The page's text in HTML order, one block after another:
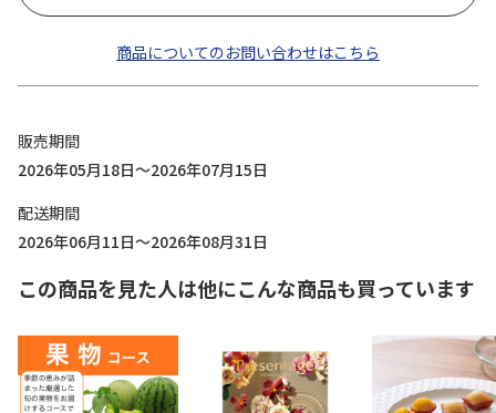
商品についてのお問い合わせはこちら
販売期間
2026年05月18日～2026年07月15日
配送期間
2026年06月11日～2026年08月31日
この商品を見た人は他にこんな商品も買っています